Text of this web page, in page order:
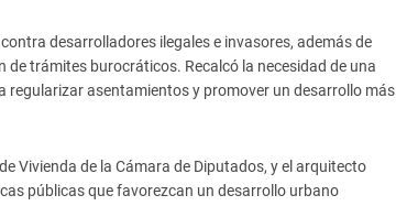
desarrolladores ilegales e invasores, además de
trámites burocráticos. Recalcó la necesidad de una
regularizar asentamientos y promover un desarrollo más
Vivienda de la Cámara de Diputados, y el arquitecto
públicas que favorezcan un desarrollo urbano